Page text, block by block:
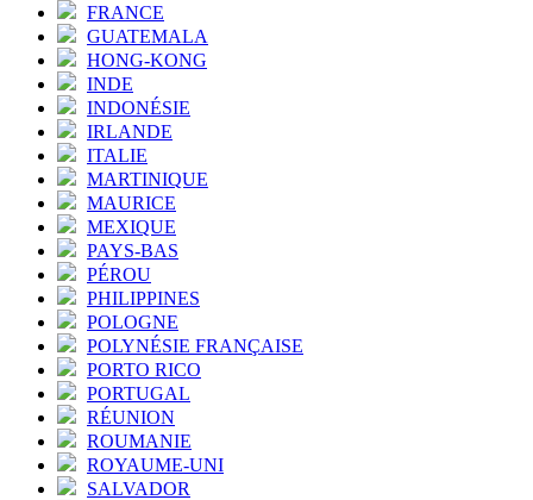
FRANCE
GUATEMALA
HONG-KONG
INDE
INDONÉSIE
IRLANDE
ITALIE
MARTINIQUE
MAURICE
MEXIQUE
PAYS-BAS
PÉROU
PHILIPPINES
POLOGNE
POLYNÉSIE FRANÇAISE
PORTO RICO
PORTUGAL
RÉUNION
ROUMANIE
ROYAUME-UNI
SALVADOR